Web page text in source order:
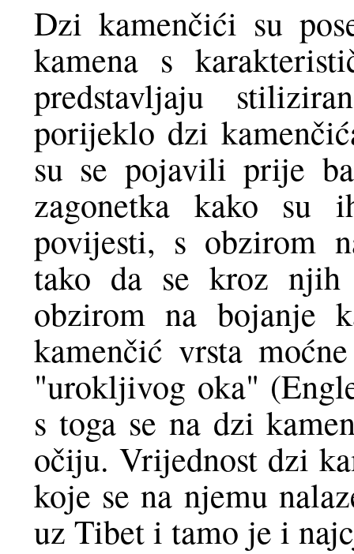
Dzi kamenčići su
kamena s
predstavljaju
porijeklo dzi
su se pojavili prije
zagonetka kako su
povijesti, s obzirom
tako da se kroz
obzirom na bojanje
kamenčić vrsta
"urokljivog oka"
s toga se na dzi
očiju. Vrijednost dzi
koje se na njemu
uz Tibet i tamo je i